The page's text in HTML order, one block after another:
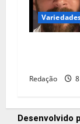
Redação
Desenvolvido